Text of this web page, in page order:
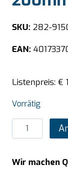
SKU: 282-
EAN:
Listenpreis: €
Vorrätig
SARO
BUDGET
GN-
Wir machen